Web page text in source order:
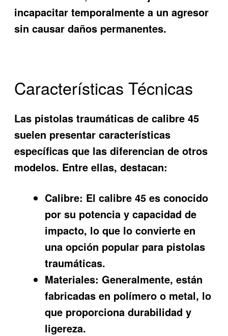
incapacitar temporalmente a un agresor
sin causar daños permanentes.
Características Técnicas
Las pistolas traumáticas de calibre 45
suelen presentar características
específicas que las diferencian de otros
modelos. Entre ellas, destacan:
Calibre: El calibre 45 es conocido
por su potencia y capacidad de
impacto, lo que lo convierte en
una opción popular para pistolas
traumáticas.
Materiales: Generalmente, están
fabricadas en polímero o metal, lo
que proporciona durabilidad y
ligereza.